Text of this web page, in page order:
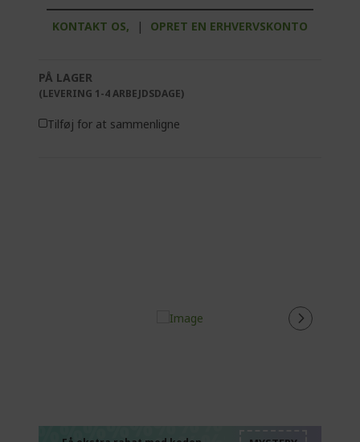
KONTAKT OS, | OPRET EN ERHVERVSKONTO
PÅ LAGER
(LEVERING 1-4 ARBEJDSDAGE)
Tilføj for at sammenligne